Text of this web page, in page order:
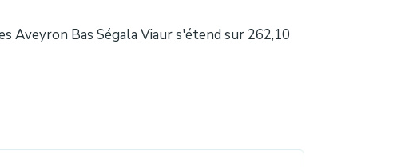
Aveyron Bas Ségala Viaur s'étend sur 262,10